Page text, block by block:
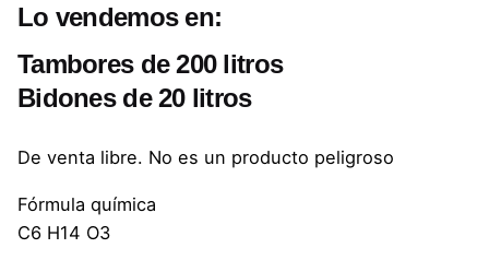
Lo vendemos en:
Tambores de 200 litros
Bidones de 20 litros
De venta libre. No es un producto peligroso
Fórmula química
C6 H14 O3